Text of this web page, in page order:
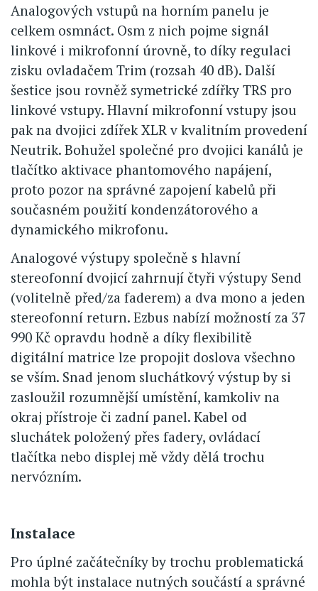
Analogových vstupů na horním panelu je
celkem osmnáct. Osm z nich pojme signál
linkové i mikrofonní úrovně, to díky regulaci
zisku ovladačem Trim (rozsah 40 dB). Další
šestice jsou rovněž symetrické zdířky TRS pro
linkové vstupy. Hlavní mikrofonní vstupy jsou
pak na dvojici zdířek XLR v kvalitním provedení
Neutrik. Bohužel společné pro dvojici kanálů je
tlačítko aktivace phantomového napájení,
proto pozor na správné zapojení kabelů při
současném použití kondenzátorového a
dynamického mikrofonu.
Analogové výstupy společně s hlavní
stereofonní dvojicí zahrnují čtyři výstupy Send
(volitelně před/za faderem) a dva mono a jeden
stereofonní return. Ezbus nabízí možností za 37
990 Kč opravdu hodně a díky flexibilitě
digitální matrice lze propojit doslova všechno
se vším. Snad jenom sluchátkový výstup by si
zasloužil rozumnější umístění, kamkoliv na
okraj přístroje či zadní panel. Kabel od
sluchátek položený přes fadery, ovládací
tlačítka nebo displej mě vždy dělá trochu
nervózním.
Instalace
Pro úplné začátečníky by trochu problematická
mohla být instalace nutných součástí a správné